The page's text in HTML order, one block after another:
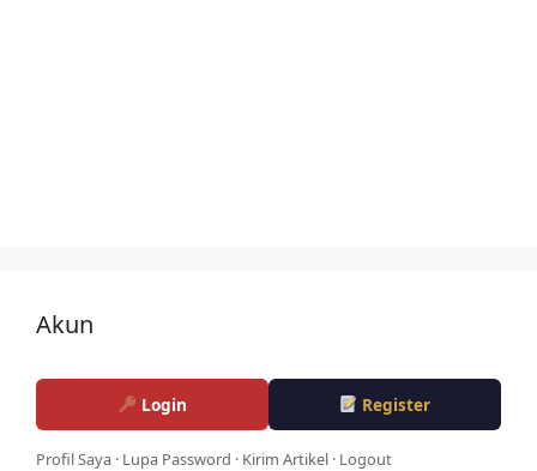
Akun
Login Register
Profil Saya · Lupa Password · Kirim Artikel · Logout